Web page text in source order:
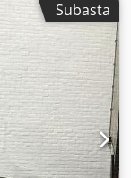
Semiautomática
de
de la hoja de
34 mm Grosor
LA MÁQUINA
Cjdozrmniopfx
3,5 kW
para el
CE
Subasta